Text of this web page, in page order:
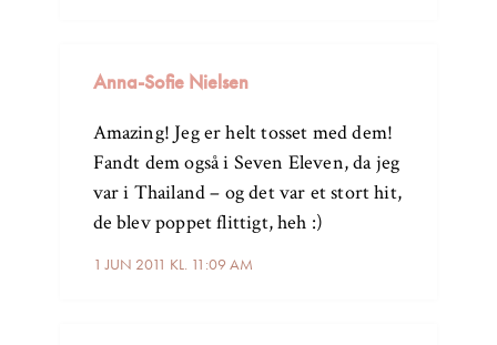
Anna-Sofie Nielsen
1 JUN 2011 KL. 11:09 AM
Amazing! Jeg er helt tosset med dem!
Fandt dem også i Seven Eleven, da jeg
var i Thailand – og det var et stort hit,
de blev poppet flittigt, heh :)